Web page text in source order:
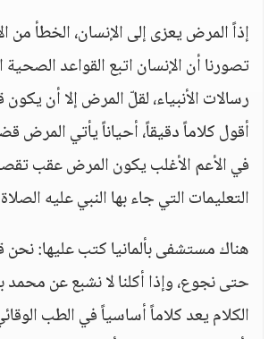
إذاً المرض يعزى إلى الإنسان، الخطأ من
تصورنا أن الإنسان اتبع القواعد
رسالات الأنبياء، لقلّ المرض إلا أن
أقول كلاماً دقيقاً، أحياناً يأتي المرض
في الأعم الأغلب يكون المرض عقب
التعليمات التي جاء بها النبي عليه
هناك مستشفى بألمانيا كتب عليها: نحن
حتى نجوع، وإذا أكلنا لا نشبع عن محمد
الكلام يعد كلاماً أساسياً في الطب